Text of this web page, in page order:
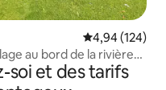
Évaluation
4,94 (124)
au bord de la rivière
soi et des tarifs